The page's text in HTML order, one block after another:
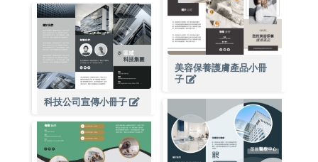
科技公司宣傳小冊子
美容保養護膚產品小冊
子